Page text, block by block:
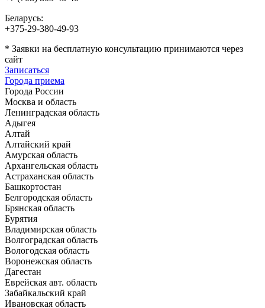
Беларусь:
+375-29-380-49-93
* Заявки на бесплатную консультацию принимаются через
сайт
Записаться
Города приема
Города России
Москва и область
Ленинградская область
Адыгея
Алтай
Алтайский край
Амурская область
Архангельская область
Астраханская область
Башкортостан
Белгородская область
Брянская область
Бурятия
Владимирская область
Волгоградская область
Вологодская область
Воронежская область
Дагестан
Еврейская авт. область
Забайкальский край
Ивановская область